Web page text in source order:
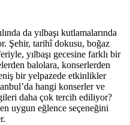
da yılbaşı kutlamalarında
Şehir, tarihî dokusu, boğaz
yılbaşı gecesine farklı bir
balolara, konserlerden
bir yelpazede etkinlikler
hangi konserler ve
daha çok tercih ediliyor?
uygun eğlence seçeneğini